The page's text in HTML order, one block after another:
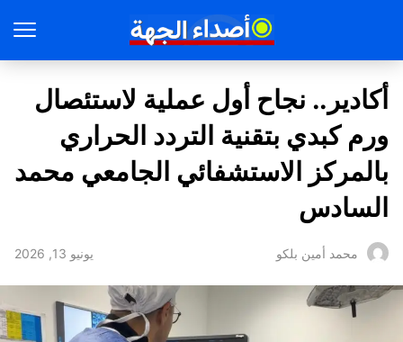
أكادير.. نجاح أول عملية لاستئصال
ورم كبدي بتقنية التردد الحراري
بالمركز الاستشفائي الجامعي محمد
السادس
محمد أمين بلكو يونيو 13, 2026